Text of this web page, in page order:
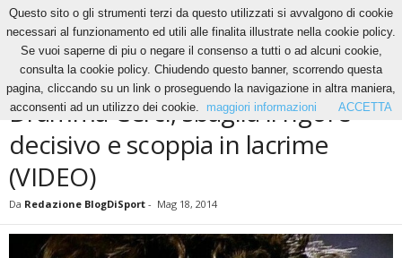
News Dramma Cerci, sbaglia il rigore decisivo e scoppia in lacrime (VIDEO)
NEWS
Dramma Cerci, sbaglia il rigore
decisivo e scoppia in lacrime
(VIDEO)
Da Redazione BlogDiSport - Mag 18, 2014
Questo sito o gli strumenti terzi da questo utilizzati si avvalgono di cookie
necessari al funzionamento ed utili alle finalita illustrate nella cookie policy.
Se vuoi saperne di piu o negare il consenso a tutti o ad alcuni cookie,
consulta la cookie policy. Chiudendo questo banner, scorrendo questa
pagina, cliccando su un link o proseguendo la navigazione in altra maniera,
acconsenti ad un utilizzo dei cookie.
maggiori informazioni ACCETTA